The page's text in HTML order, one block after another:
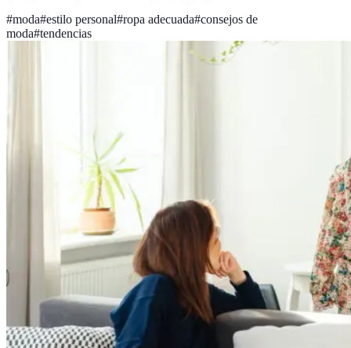
#moda#estilo personal#ropa adecuada#consejos de
moda#tendencias